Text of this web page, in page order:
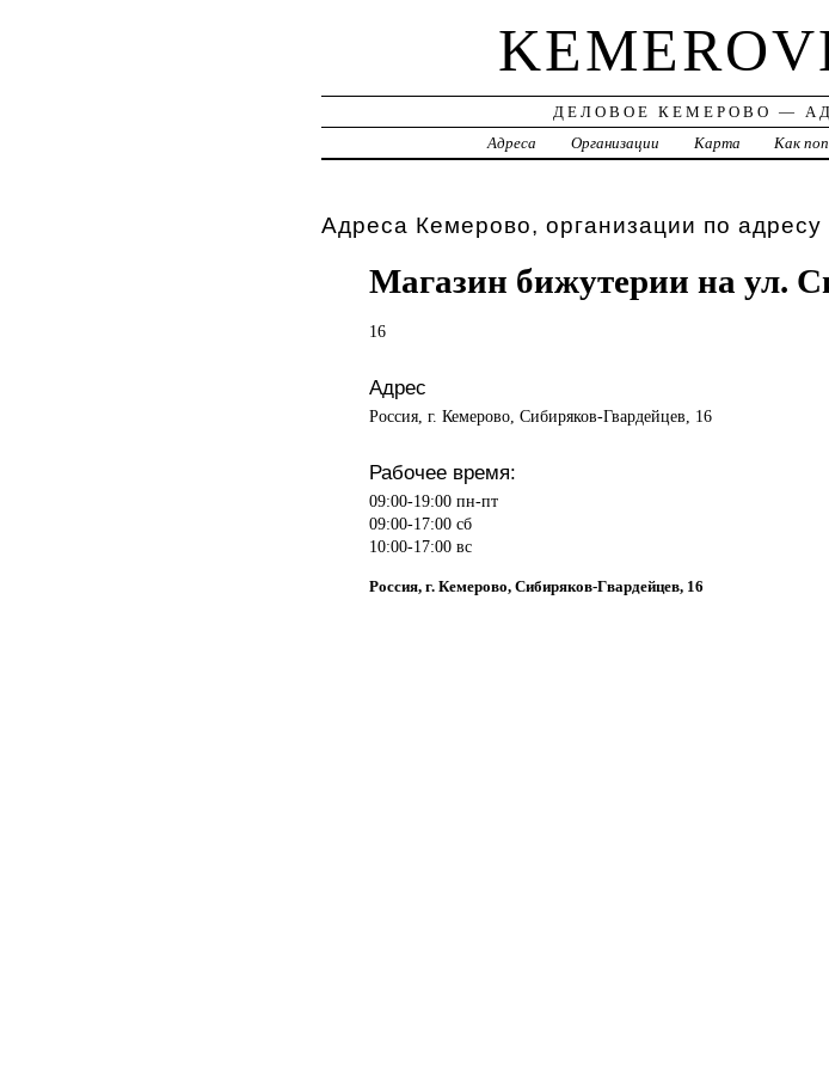
ДЕЛОВОЕ КЕМЕРОВО —
Адреса
Организации Карта Как
Адреса Кемерово, организации по
Магазин бижутерии на ул.
16
Адрес
Россия, г. Кемерово, Сибиряков-Гвардейцев, 16
Рабочее время:
09:00-19:00 пн-пт
09:00-17:00 сб
10:00-17:00 вс
Россия, г. Кемерово, Сибиряков-Гвардейцев, 16